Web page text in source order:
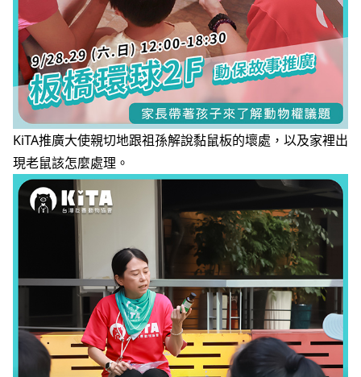
KiTA推廣大使親切地跟祖孫解說黏鼠板的壞處，以及家裡出
現老鼠該怎麼處理。